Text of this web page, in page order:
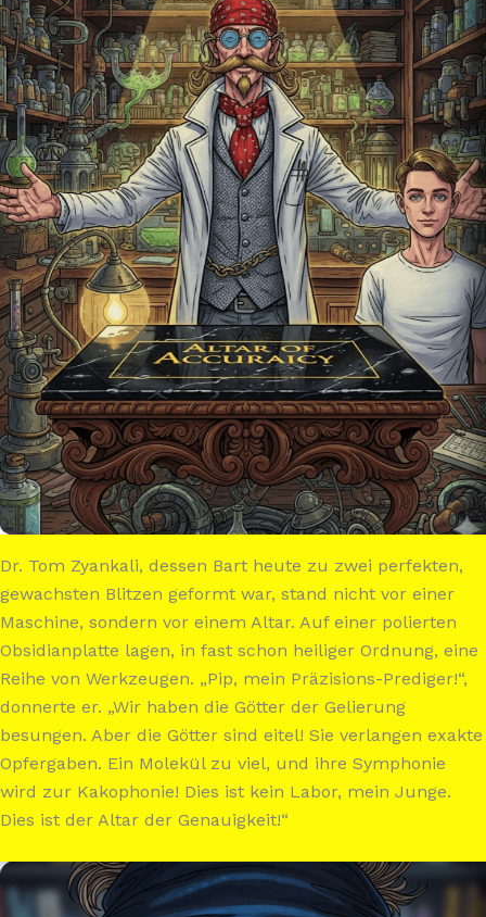
Dr. Tom Zyankali, dessen Bart heute zu zwei perfekten,
gewachsten Blitzen geformt war, stand nicht vor einer
Maschine, sondern vor einem Altar. Auf einer polierten
Obsidianplatte lagen, in fast schon heiliger Ordnung, eine
Reihe von Werkzeugen. „Pip, mein Präzisions-Prediger!“,
donnerte er. „Wir haben die Götter der Gelierung
besungen. Aber die Götter sind eitel! Sie verlangen exakte
Opfergaben. Ein Molekül zu viel, und ihre Symphonie
wird zur Kakophonie! Dies ist kein Labor, mein Junge.
Dies ist der Altar der Genauigkeit!“